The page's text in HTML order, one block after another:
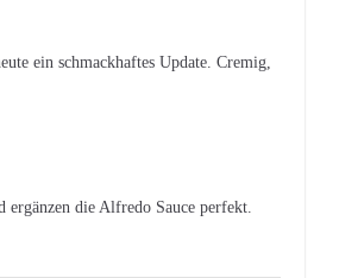
ein schmackhaftes Update. Cremig,
ergänzen die Alfredo Sauce perfekt.